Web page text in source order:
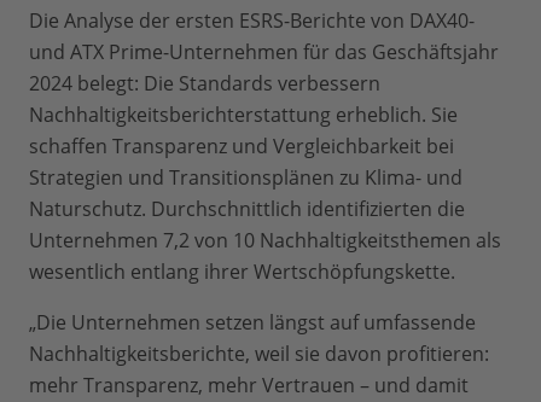
Die Analyse der ersten ESRS-Berichte von DAX40-
und ATX Prime-Unternehmen für das Geschäftsjahr
2024 belegt: Die Standards verbessern
Nachhaltigkeitsberichterstattung erheblich. Sie
schaffen Transparenz und Vergleichbarkeit bei
Strategien und Transitionsplänen zu Klima- und
Naturschutz. Durchschnittlich identifizierten die
Unternehmen 7,2 von 10 Nachhaltigkeitsthemen als
wesentlich entlang ihrer Wertschöpfungskette.
„Die Unternehmen setzen längst auf umfassende
Nachhaltigkeitsberichte, weil sie davon profitieren:
mehr Transparenz, mehr Vertrauen – und damit